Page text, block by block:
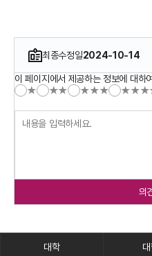
최종수정일2024-10-14
이 페이지에서 제공하는 정보에 대하
★
★★ ★★★
의
대학